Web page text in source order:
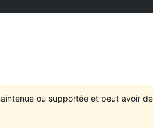
ou supportée et peut avoir